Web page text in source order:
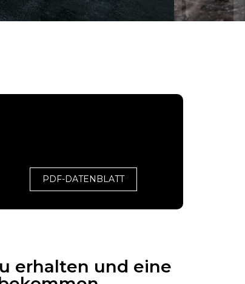
PDF-DATENBLATT
erhalten und eine